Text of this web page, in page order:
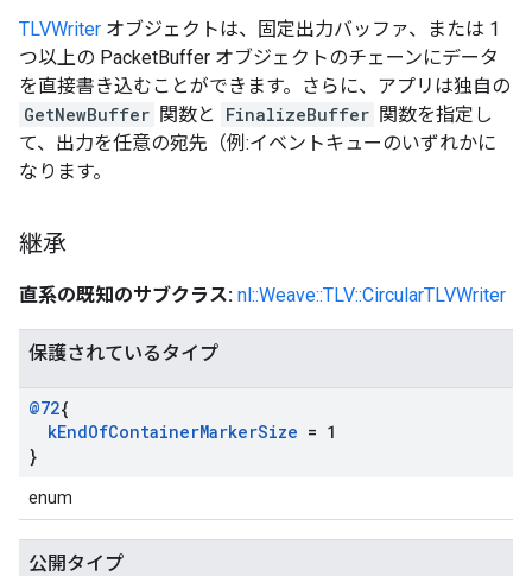
TLVWriter オブジェクトは、固定出力バッファ、または 1
つ以上の PacketBuffer オブジェクトのチェーンにデータ
を直接書き込むことができます。さらに、アプリは独自の
GetNewBuffer 関数と FinalizeBuffer 関数を指定し
て、出力を任意の宛先（例:イベントキューのいずれかに
なります。
継承
直系の既知のサブクラス: nl::Weave::TLV::CircularTLVWriter
保護されているタイプ
@72{
kEndOfContainerMarkerSize = 1
}
enum
公開タイプ